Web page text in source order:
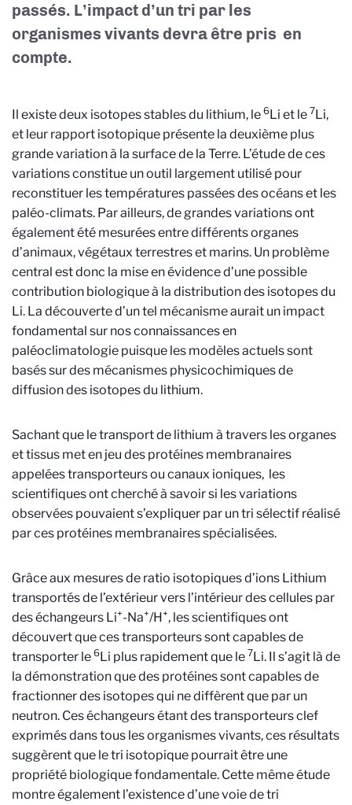
passés. L’impact d’un tri par les
organismes vivants devra être pris en
compte.
Il existe deux isotopes stables du lithium, le 6Li et le 7Li,
et leur rapport isotopique présente la deuxième plus
grande variation à la surface de la Terre. L’étude de ces
variations constitue un outil largement utilisé pour
reconstituer les températures passées des océans et les
paléo-climats. Par ailleurs, de grandes variations ont
également été mesurées entre différents organes
d’animaux, végétaux terrestres et marins. Un problème
central est donc la mise en évidence d’une possible
contribution biologique à la distribution des isotopes du
Li. La découverte d’un tel mécanisme aurait un impact
fondamental sur nos connaissances en
paléoclimatologie puisque les modèles actuels sont
basés sur des mécanismes physicochimiques de
diffusion des isotopes du lithium.
Sachant que le transport de lithium à travers les organes
et tissus met en jeu des protéines membranaires
appelées transporteurs ou canaux ioniques, les
scientifiques ont cherché à savoir si les variations
observées pouvaient s’expliquer par un tri sélectif réalisé
par ces protéines membranaires spécialisées.
Grâce aux mesures de ratio isotopiques d’ions Lithium
transportés de l’extérieur vers l’intérieur des cellules par
des échangeurs Li+-Na+/H+, les scientifiques ont
découvert que ces transporteurs sont capables de
transporter le 6Li plus rapidement que le 7Li. Il s’agit là de
la démonstration que des protéines sont capables de
fractionner des isotopes qui ne diffèrent que par un
neutron. Ces échangeurs étant des transporteurs clef
exprimés dans tous les organismes vivants, ces résultats
suggèrent que le tri isotopique pourrait être une
propriété biologique fondamentale. Cette même étude
montre également l’existence d’une voie de tri